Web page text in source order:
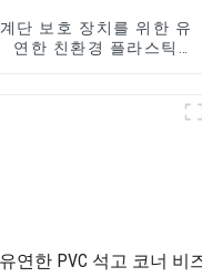
계단 보호 장치를 위한 유
연한 친환경 플라스틱